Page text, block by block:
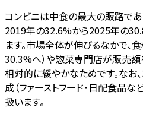
コンビニは中食の最大の販路で
2019年の32.6%から2025年の
ます。市場全体が伸びるなかで、
30.3%へ）や惣菜専門店が販売額
相対的に緩やかなためです。なお
成（ファーストフード・日配食品
扱います。